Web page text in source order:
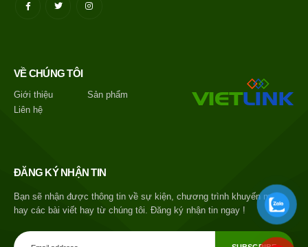
VỀ CHÚNG TÔI
Giới thiệu
Sản phẩm
Liên hệ
ĐĂNG KÝ NHẬN TIN
Bạn sẽ nhận được thông tin về sự kiện, chương trình khuyến mại
hay các bài viết hay từ chúng tôi. Đăng ký nhận tin ngay !